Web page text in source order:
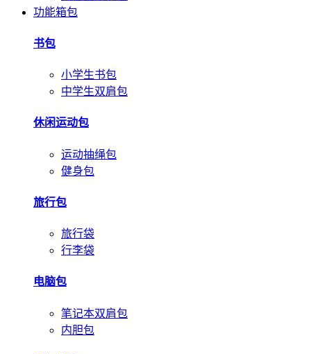
功能箱包
书包
小学生书包
中学生双肩包
休闲运动包
运动抽绳包
健身包
旅行包
旅行袋
行李袋
电脑包
笔记本双肩包
内胆包